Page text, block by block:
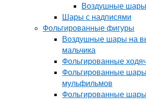
Воздушные шары
Шары с надписями
Фольгированные фигуры
Воздушные шары на
мальчика
Фольгированные
Фольгированные
мульфильмов
Фольгированные